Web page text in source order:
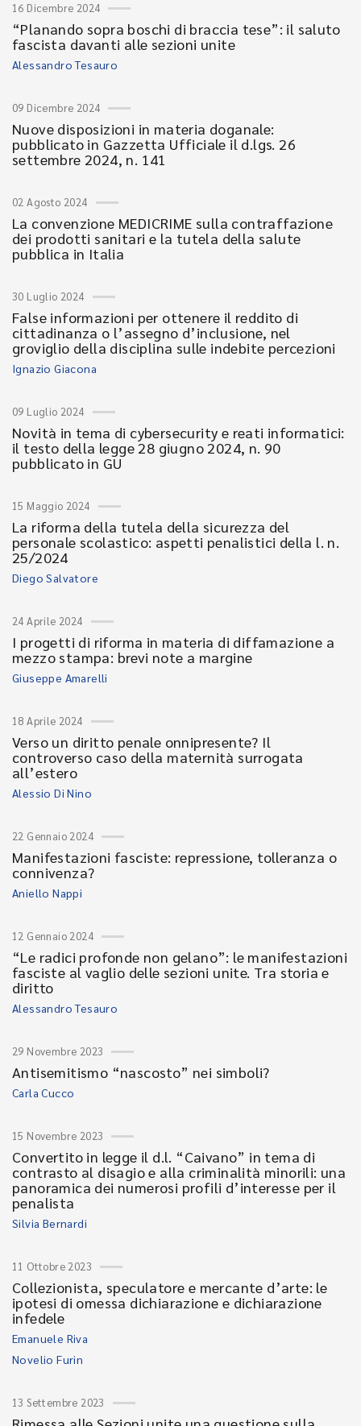
16 Dicembre 2024
“Planando sopra boschi di braccia tese”: il saluto
fascista davanti alle sezioni unite
Alessandro Tesauro
09 Dicembre 2024
Nuove disposizioni in materia doganale:
pubblicato in Gazzetta Ufficiale il d.lgs. 26
settembre 2024, n. 141
02 Agosto 2024
La convenzione MEDICRIME sulla contraffazione
dei prodotti sanitari e la tutela della salute
pubblica in Italia
30 Luglio 2024
False informazioni per ottenere il reddito di
cittadinanza o l’assegno d’inclusione, nel
groviglio della disciplina sulle indebite percezioni
Ignazio Giacona
09 Luglio 2024
Novità in tema di cybersecurity e reati informatici:
il testo della legge 28 giugno 2024, n. 90
pubblicato in GU
15 Maggio 2024
La riforma della tutela della sicurezza del
personale scolastico: aspetti penalistici della l. n.
25/2024
Diego Salvatore
24 Aprile 2024
I progetti di riforma in materia di diffamazione a
mezzo stampa: brevi note a margine
Giuseppe Amarelli
18 Aprile 2024
Verso un diritto penale onnipresente? Il
controverso caso della maternità surrogata
all’estero
Alessio Di Nino
22 Gennaio 2024
Manifestazioni fasciste: repressione, tolleranza o
connivenza?
Aniello Nappi
12 Gennaio 2024
“Le radici profonde non gelano”: le manifestazioni
fasciste al vaglio delle sezioni unite. Tra storia e
diritto
Alessandro Tesauro
29 Novembre 2023
Antisemitismo “nascosto” nei simboli?
Carla Cucco
15 Novembre 2023
Convertito in legge il d.l. “Caivano” in tema di
contrasto al disagio e alla criminalità minorili: una
panoramica dei numerosi profili d’interesse per il
penalista
Silvia Bernardi
11 Ottobre 2023
Collezionista, speculatore e mercante d’arte: le
ipotesi di omessa dichiarazione e dichiarazione
infedele
Emanuele Riva
Novelio Furin
13 Settembre 2023